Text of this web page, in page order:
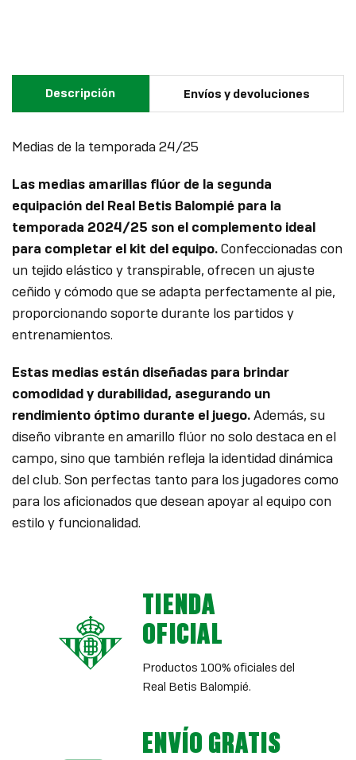
Descripción Envíos y devoluciones
Medias de la temporada 24/25
Las medias amarillas flúor de la segunda
equipación del Real Betis Balompié para la
temporada 2024/25 son el complemento ideal
para completar el kit del equipo.Confeccionadas con
un tejido elástico y transpirable, ofrecen un ajuste
ceñido y cómodo que se adapta perfectamente al pie,
proporcionando soporte durante los partidos y
entrenamientos.
Estas medias están diseñadas para brindar
comodidad y durabilidad, asegurando un
rendimiento óptimo durante el juego.Además, su
diseño vibrante en amarillo flúor no solo destaca en el
campo, sino que también refleja la identidad dinámica
del club. Son perfectas tanto para los jugadores como
para los aficionados que desean apoyar al equipo con
estilo y funcionalidad.
TIENDA
OFICIAL
Productos 100% oficiales del
Real Betis Balompié.
ENVÍO GRATIS